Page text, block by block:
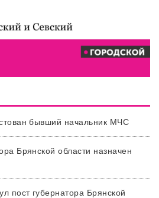
бывший начальник МЧС
Брянской области назначен
пост губернатора Брянской